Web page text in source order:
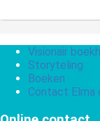
Visionair
Storyteling
Boeken
Contact Elma